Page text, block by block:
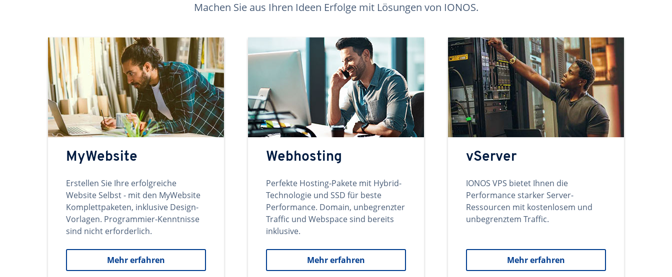
Machen Sie aus Ihren Ideen Erfolge mit Lösungen von IONOS.
MyWebsite
Erstellen Sie Ihre erfolgreiche
Website Selbst - mit den MyWebsite
Komplettpaketen, inklusive Design-
Vorlagen. Programmier-Kenntnisse
sind nicht erforderlich.
Mehr erfahren
Webhosting
Perfekte Hosting-Pakete mit Hybrid-
Technologie und SSD für beste
Performance. Domain, unbegrenzter
Traffic und Webspace sind bereits
inklusive.
Mehr erfahren
vServer
IONOS VPS bietet Ihnen die
Performance starker Server-
Ressourcen mit kostenlosem und
unbegrenztem Traffic.
Mehr erfahren